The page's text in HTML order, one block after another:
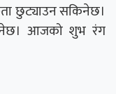
छुट्याउन सकिनेछ।
आजको शुभ रंग